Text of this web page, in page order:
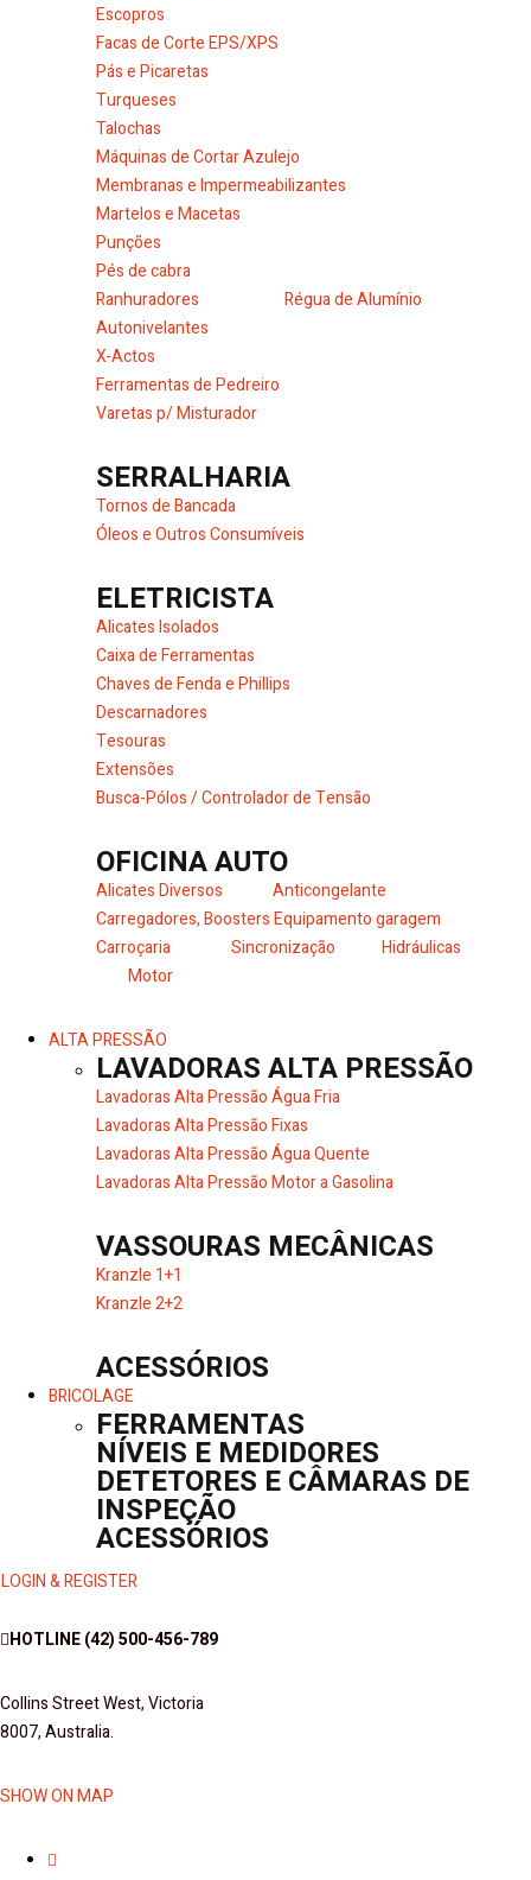
Escopros
Facas de Corte EPS/XPS
Pás e Picaretas
Turqueses
Talochas
Máquinas de Cortar Azulejo
Membranas e Impermeabilizantes
Martelos e Macetas
Punções
Pés de cabra
Ranhuradores
Régua de Alumínio
Autonivelantes
X-Actos
Ferramentas de Pedreiro
Varetas p/ Misturador
SERRALHARIA
Tornos de Bancada
Óleos e Outros Consumíveis
ELETRICISTA
Alicates Isolados
Caixa de Ferramentas
Chaves de Fenda e Phillips
Descarnadores
Tesouras
Extensões
Busca-Pólos / Controlador de Tensão
OFICINA AUTO
Alicates Diversos
Anticongelante
Carregadores, BoostersEquipamento garagem
Carroçaria
Sincronização
Hidráulicas
Motor
ALTA PRESSÃO
LAVADORAS ALTA PRESSÃO
Lavadoras Alta Pressão Água Fria
Lavadoras Alta Pressão Fixas
Lavadoras Alta Pressão Água Quente
Lavadoras Alta Pressão Motor a Gasolina
VASSOURAS MECÂNICAS
Kranzle 1+1
Kranzle 2+2
ACESSÓRIOS
BRICOLAGE
FERRAMENTAS
NÍVEIS E MEDIDORES
DETETORES E CÂMARAS DE
INSPEÇÃO
ACESSÓRIOS
LOGIN & REGISTER
HOTLINE(42) 500-456-789
Collins Street West, Victoria
8007, Australia.
SHOW ON MAP